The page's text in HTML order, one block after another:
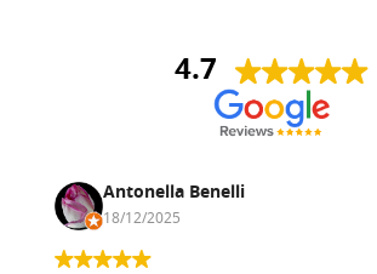
4.7
Antonella Benelli
18/12/2025